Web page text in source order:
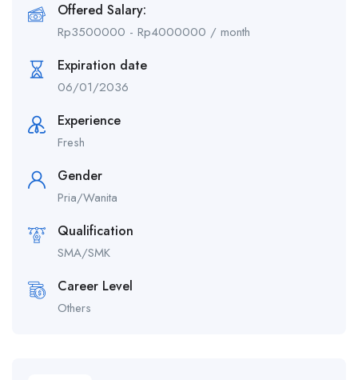
Offered Salary:
Rp3500000 - Rp4000000 / month
Expiration date
06/01/2036
Experience
Fresh
Gender
Pria/Wanita
Qualification
SMA/SMK
Career Level
Others